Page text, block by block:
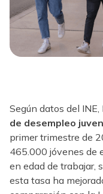
Según datos del
de desempleo
primer trimestre de
465.000 jóvenes de
en edad de trabajar,
esta tasa ha